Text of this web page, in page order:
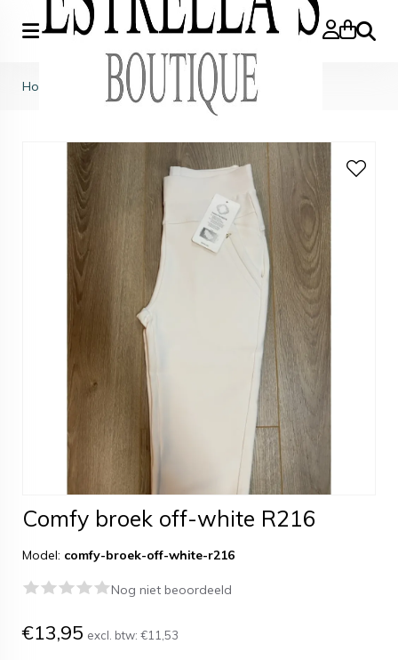
Zoeken
Home Comfy broek off-white R216
Comfy broek off-white R216
Model: comfy-broek-off-white-r216
Nog niet beoordeeld
€13,95 excl. btw: €11,53